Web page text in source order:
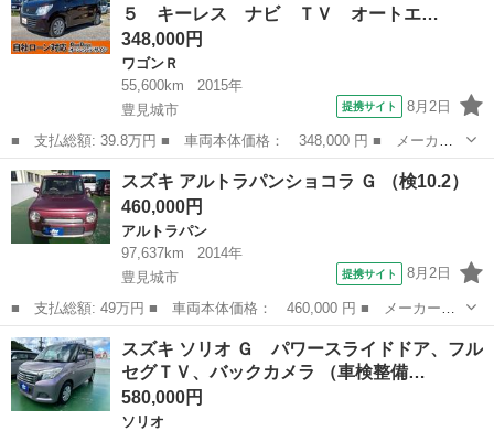
ートヒーター ... ５ キーレス ナビ ＴＶ オートエ…
348,000円
ワゴンＲ
55,600km
2015年
豊見城市
提携サイト 8月2日
■ 支払総額: 39.8万円 ■ 車両本体価格： 348,000 円 ■ メーカー
名： スズキ ■ 車種名： ワゴンＲ ■ グレード名： ＦＸオーデ
ィオレス Ｒ９／５ キーレス ナビ ＴＶ オートエアコン ＥＴ
Ｃ 運転席エ...
沖縄 豊見城市 ワゴンＲ
スズキ アルトラパンショコラ Ｇ （検10.2）
460,000円
アルトラパン
97,637km
2014年
豊見城市
提携サイト 8月2日
■ 支払総額: 49万円 ■ 車両本体価格： 460,000 円 ■ メーカー
名： スズキ ■ 車種名： アルトラパンショコラ ■ グレード
名： Ｇ ■ 排気量： 660cc ■ ドア枚数： 5D ■ ミッション：
CVT...
沖縄 豊見城市 アルトラパン
スズキ ソリオ Ｇ パワースライドドア、フル
セグＴＶ、バックカメラ （車検整備…
580,000円
ソリオ